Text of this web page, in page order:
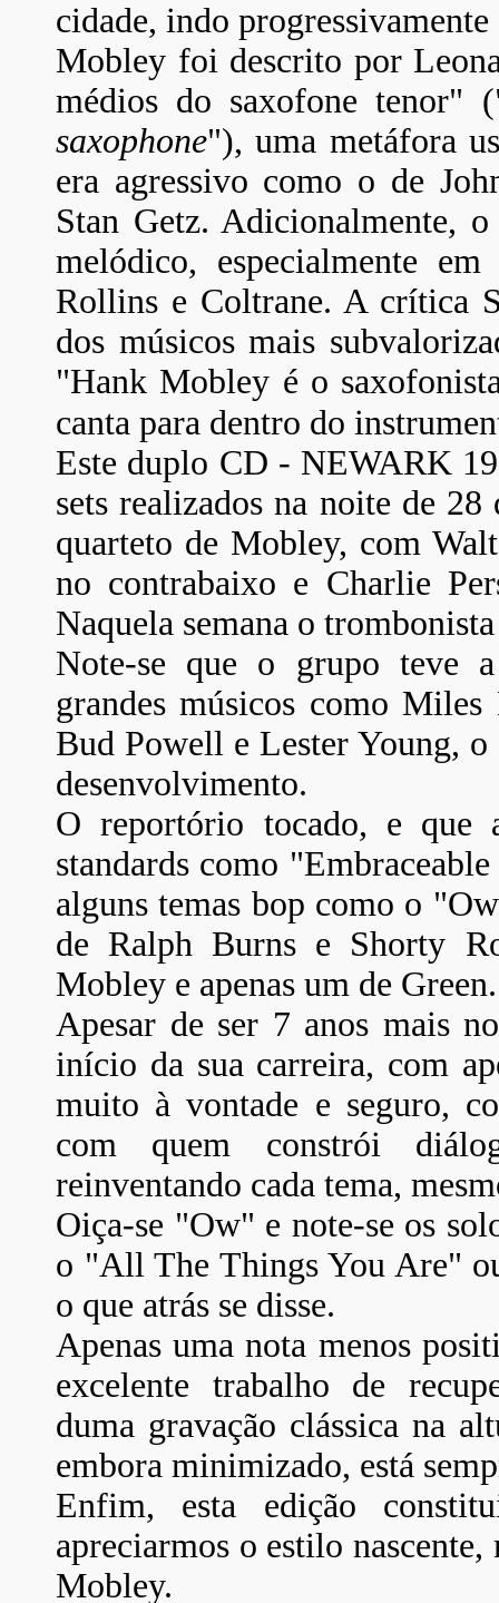
cidade, indo
Mobley foi descrito por
médios do saxofone tenor"
saxophone"), uma metáfora
era agressivo como o de
Stan Getz. Adicionalmente,
melódico, especialmente
Rollins e Coltrane. A crítica
dos músicos mais
"Hank Mobley é o
canta para dentro do
Este duplo CD - NEWARK
sets realizados na noite de
quarteto de Mobley, com
no contrabaixo e Charlie
Naquela semana o
Note-se que o grupo teve
grandes músicos como
Bud Powell e Lester Young,
desenvolvimento.
O reportório tocado, e que
standards como
alguns temas bop como o
de Ralph Burns e Shorty
Mobley e apenas um de Green.
Apesar de ser 7 anos mais
início da sua carreira, com
muito à vontade e seguro,
com quem constrói
reinventando cada tema,
Oiça-se "Ow" e note-se os
o "All The Things You Are"
o que atrás se disse.
Apenas uma nota menos
excelente trabalho de
duma gravação clássica na
embora minimizado, está
Enfim, esta edição
apreciarmos o estilo
Mobley.